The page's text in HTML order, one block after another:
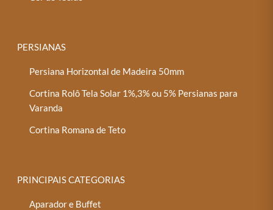
PERSIANAS
Persiana Horizontal de Madeira 50mm
Cortina Rolô Tela Solar 1%,3% ou 5% Persianas para
Varanda
Cortina Romana de Teto
PRINCIPAIS CATEGORIAS
Aparador e Buffet